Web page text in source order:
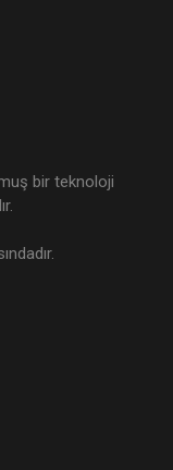
bir teknoloji